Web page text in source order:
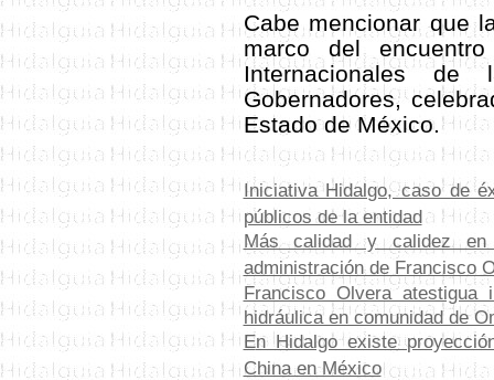
Cabe mencionar que
marco del
Internacionales de
Gobernadores,
Estado de México.
Iniciativa Hidalgo, caso de
públicos de la entidad
Más calidad y calidez
administración de Francisco
Francisco Olvera
hidráulica en comunidad de
En Hidalgo existe
China en México